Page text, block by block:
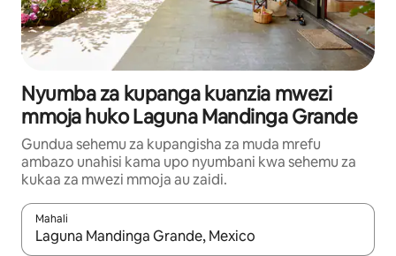
Nyumba za kupanga kuanzia mwezi
mmoja huko Laguna Mandinga Grande
Gundua sehemu za kupangisha za muda mrefu
ambazo unahisi kama upo nyumbani kwa sehemu za
kukaa za mwezi mmoja au zaidi.
Mahali
Wakati matokeo yanapatikana, vinjari kwa kutumia vitufe vya